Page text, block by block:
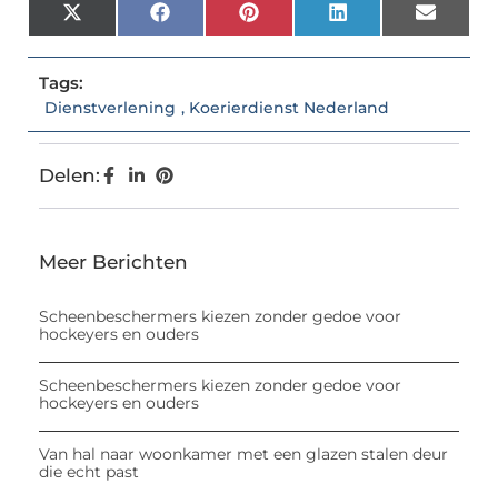
X
(Twitter)
FacebookPinterestLinkedIn Email
Tags:
Dienstverlening , Koerierdienst Nederland
Delen:
Meer Berichten
Scheenbeschermers kiezen zonder gedoe voor
hockeyers en ouders
Scheenbeschermers kiezen zonder gedoe voor
hockeyers en ouders
Van hal naar woonkamer met een glazen stalen deur
die echt past